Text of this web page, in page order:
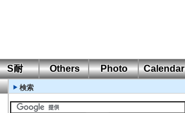
S耐 Others Photo Calendar
検索